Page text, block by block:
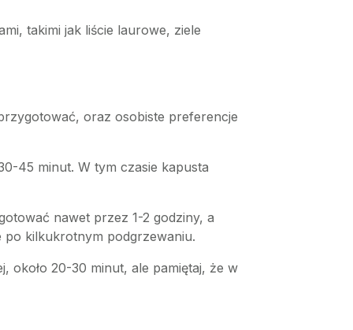
takimi jak liście laurowe, ziele
oraz osobiste preferencje
45 minut. W tym czasie kapusta
nawet przez 1-2 godziny, a
po kilkukrotnym podgrzewaniu.
około 20-30 minut, ale pamiętaj, że w